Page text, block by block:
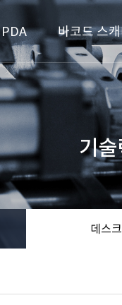
PDA 바코드 스
기
데스